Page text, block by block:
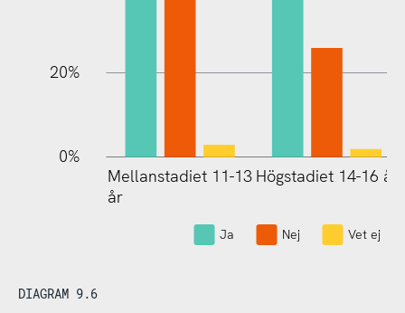
20%
0%
Mellanstadiet 11-13
Mellanstadiet 11-13
år
Högstadiet 14-16 år
Ja Nej Vet ej
DIAGRAM 9.6